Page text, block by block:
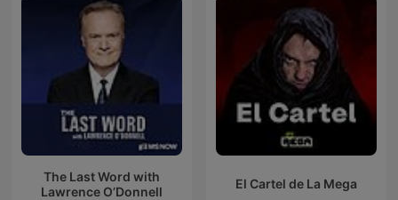
The Last Word with
Lawrence O’Donnell
El Cartel de La Mega